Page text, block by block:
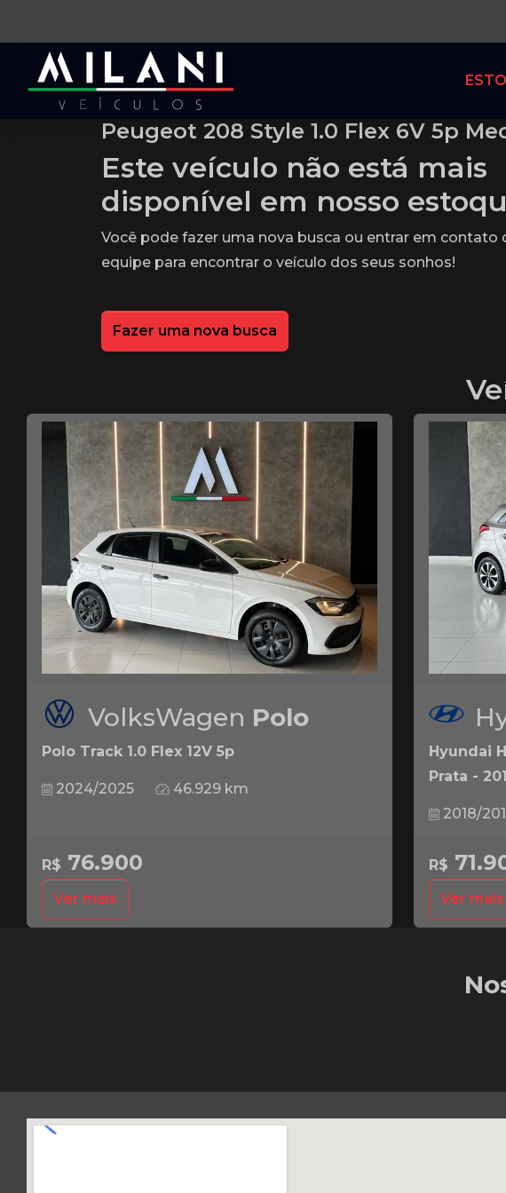
Peugeot 208 Style 1.0 Flex 6V 5p
Este veículo não está mais
disponível em nosso
Você pode fazer uma nova busca ou entrar em contato
equipe para encontrar o veículo dos seus sonhos!
Fazer uma nova busca
VolksWagen Polo
Polo Track 1.0 Flex 12V 5p
2024/2025 46.929 km
R$ 76.900
Ver mais
Hyundai
Prata -
2018/
R$
Ver mais